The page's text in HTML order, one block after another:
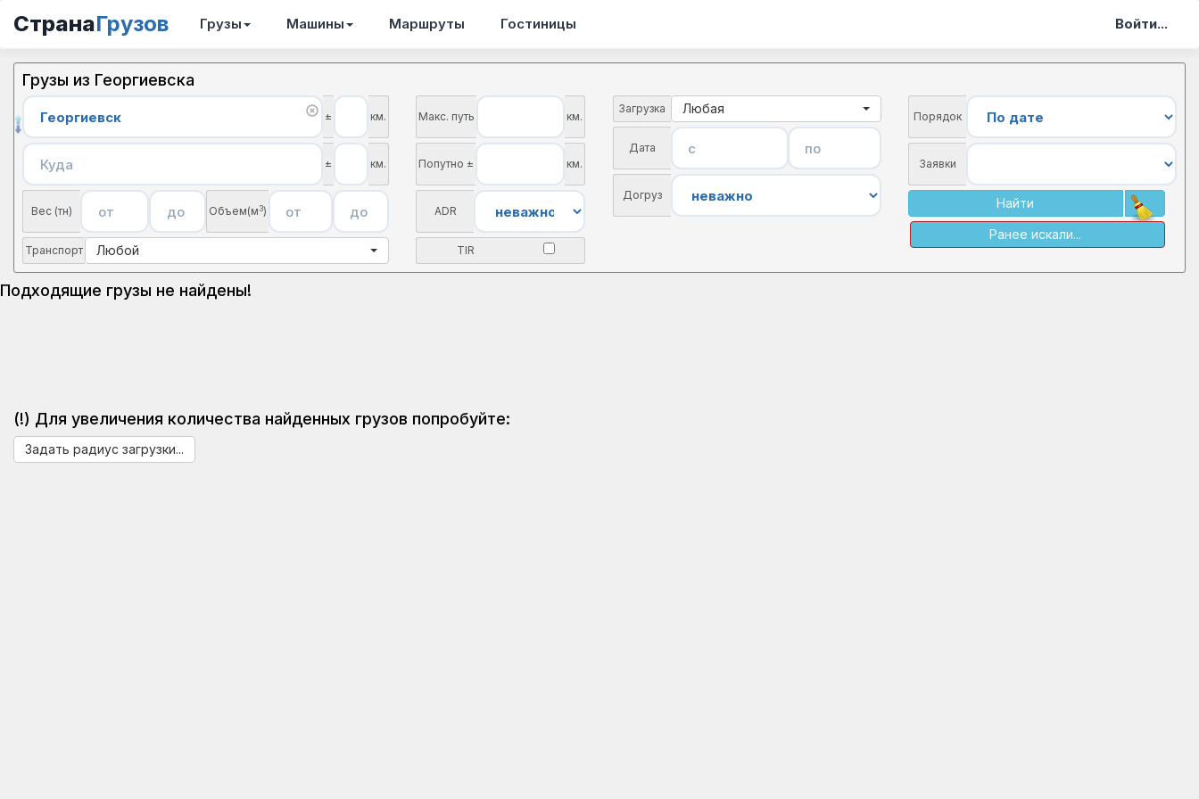
СтранаГрузов Грузы Машины Маршруты Гостиницы Войти...
Грузы из Георгиевска
± км.
± км.
Вес (тн) Объем(м3)
Транспорт Любой
Макс. путь км.
Попутно ± км.
ADR
TIR
Загрузка Любая
Дата
Догруз
Порядок
Заявки
Найти
Ранее искали...
Подходящие грузы не найдены!
(!) Для увеличения количества найденных грузов попробуйте:
Задать радиус загрузки...